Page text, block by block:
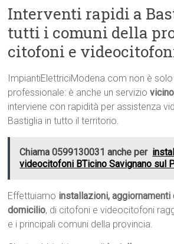
Interventi rapidi a
tutti i comuni della
citofoni e
ImpiantiElettriciModena.com non è
professionale: è anche un servizio
interviene con rapidità per assistenza
Bastiglia in tutto il territorio.
Chiama 0599130031 anche per
videocitofoni BTicino Savignano sul
Effettuiamo installazioni, aggiornamenti
domicilio, di citofoni e videocitofoni
e i principali comuni della provincia.